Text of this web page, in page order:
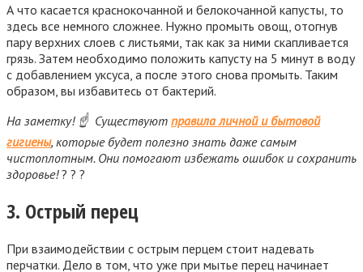
А что касается краснокочанной и белокочанной капусты, то
здесь все немного сложнее. Нужно промыть овощ, отогнув
пару верхних слоев с листьями, так как за ними скапливается
грязь. Затем необходимо положить капусту на 5 минут в воду
с добавлением уксуса, а после этого снова промыть. Таким
образом, вы избавитесь от бактерий.
На заметку! ☝ Существуют правила личной и бытовой
гигиены, которые будет полезно знать даже самым
чистоплотным. Они помогают избежать ошибок и сохранить
здоровье!? ? ?
3. Острый перец
При взаимодействии с острым перцем стоит надевать
перчатки. Дело в том, что уже при мытье перец начинает